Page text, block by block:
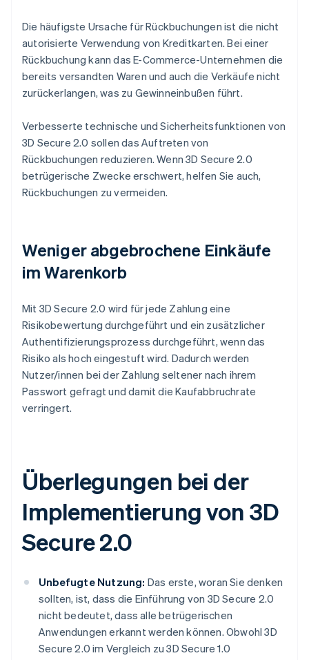
Die häufigste Ursache für Rückbuchungen ist die nicht
autorisierte Verwendung von Kreditkarten. Bei einer
Rückbuchung kann das E-Commerce-Unternehmen die
bereits versandten Waren und auch die Verkäufe nicht
zurückerlangen, was zu Gewinneinbußen führt.
Verbesserte technische und Sicherheitsfunktionen von
3D Secure 2.0 sollen das Auftreten von
Rückbuchungen reduzieren. Wenn 3D Secure 2.0
betrügerische Zwecke erschwert, helfen Sie auch,
Rückbuchungen zu vermeiden.
Weniger abgebrochene Einkäufe
im Warenkorb
Mit 3D Secure 2.0 wird für jede Zahlung eine
Risikobewertung durchgeführt und ein zusätzlicher
Authentifizierungsprozess durchgeführt, wenn das
Risiko als hoch eingestuft wird. Dadurch werden
Nutzer/innen bei der Zahlung seltener nach ihrem
Passwort gefragt und damit die Kaufabbruchrate
verringert.
Überlegungen bei der
Implementierung von 3D
Secure 2.0
Unbefugte Nutzung: Das erste, woran Sie denken
sollten, ist, dass die Einführung von 3D Secure 2.0
nicht bedeutet, dass alle betrügerischen
Anwendungen erkannt werden können. Obwohl 3D
Secure 2.0 im Vergleich zu 3D Secure 1.0